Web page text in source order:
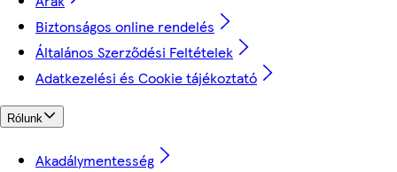
Biztonságos online rendelés
Általános Szerződési Feltételek
Adatkezelési és Cookie tájékoztató
Rólunk
Akadálymentesség